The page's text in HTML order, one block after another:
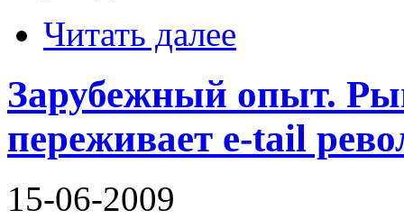
Читать далее
Зарубежный опыт.
переживает e-tail
15-06-2009